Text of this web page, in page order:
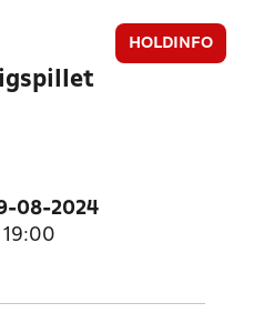
HOLDINFO
08-2024
19:00